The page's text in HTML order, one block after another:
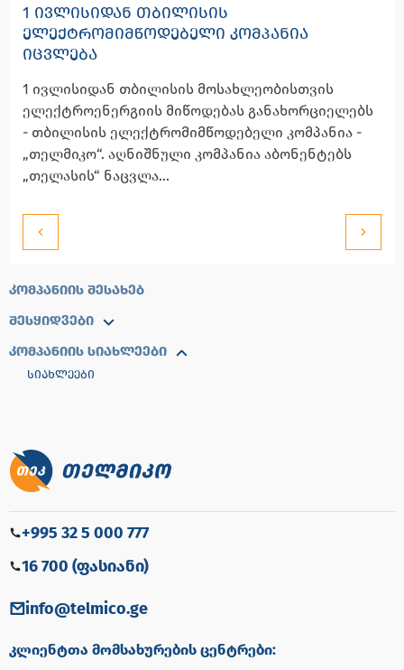
ᲙᲝᲛᲞᲐᲜᲘᲘᲡ ᲨᲔᲡᲐᲮᲔᲑ
ᲨᲔᲡᲧᲘᲓᲕᲔᲑᲘ
ᲙᲝᲛᲞᲐᲜᲘᲘᲡ ᲡᲘᲐᲮᲚᲔᲔᲑᲘ
ᲡᲘᲐᲮᲚᲔᲔᲑᲘ
1 ᲘᲕᲚᲘᲡᲘᲓᲐᲜ ᲗᲑᲘᲚᲘᲡᲘᲡ
ᲔᲚᲔᲥᲢᲠᲝᲛᲘᲛᲬᲝᲓᲔᲑᲔᲚᲘ ᲙᲝᲛᲞᲐᲜᲘᲐ
ᲘᲪᲕᲚᲔᲑᲐ
1 ივლისიდან თბილისის მოსახლეობისთვის
ელექტროენერგიის მიწოდებას განახორციელებს
- თბილისის ელექტრომიმწოდებელი კომპანია -
„თელმიკო“. აღნიშნული კომპანია აბონენტებს
„თელასის“ ნაცვლა...
+995 32 5 000 777
16 700 (ფასიანი)
info@telmico.ge
კლიენტთა მომსახურების ცენტრები: